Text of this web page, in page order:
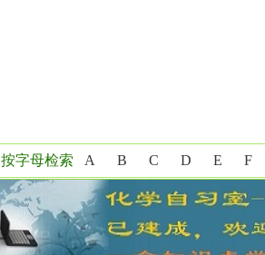
按字母检索 A B C D E F
Y Z